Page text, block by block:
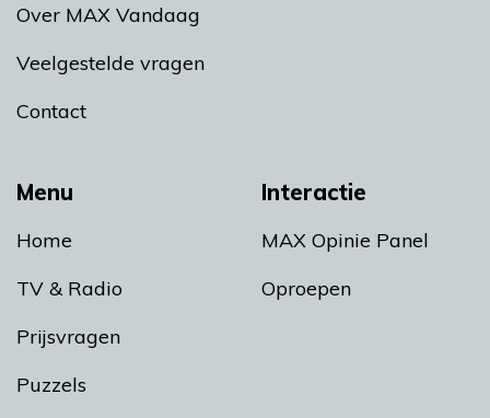
Menu
Home
TV & Radio
Prijsvragen
Puzzels
Interactie
MAX Opinie Panel
Oproepen
Over MAX Vandaag
Veelgestelde vragen
Contact